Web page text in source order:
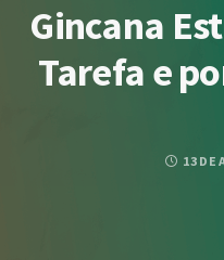
Gincana
Tarefa e
13 DE